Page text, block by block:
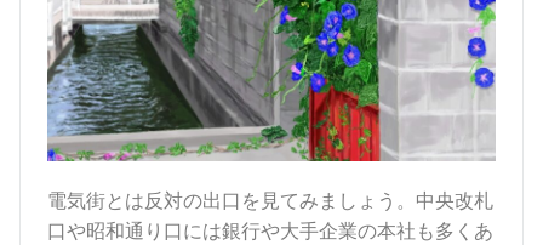
電気街とは反対の出口を見てみましょう。中央改札
口や昭和通り口には銀行や大手企業の本社も多くあ